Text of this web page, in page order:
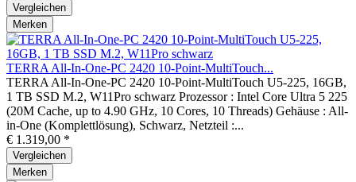
Vergleichen
Merken
TERRA All-In-One-PC 2420 10-Point-MultiTouch...
TERRA All-In-One-PC 2420 10-Point-MultiTouch U5-225, 16GB,
1 TB SSD M.2, W11Pro schwarz Prozessor : Intel Core Ultra 5 225
(20M Cache, up to 4.90 GHz, 10 Cores, 10 Threads) Gehäuse : All-
in-One (Komplettlösung), Schwarz, Netzteil :...
€ 1.319,00 *
Vergleichen
Merken